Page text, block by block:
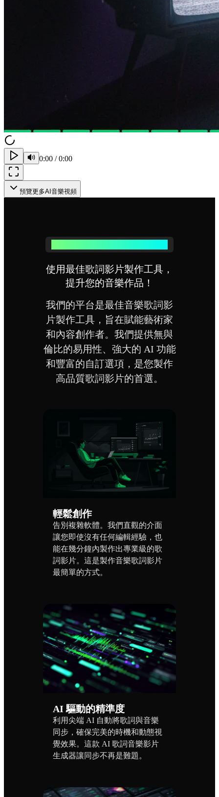
0:00 /0:00
預覽更多AI音樂視頻
使用最佳歌詞影片製作工具，
提升您的音樂作品！
我們的平台是最佳音樂歌詞影
片製作工具，旨在賦能藝術家
和內容創作者。我們提供無與
倫比的易用性、強大的 AI 功能
和豐富的自訂選項，是您製作
高品質歌詞影片的首選。
輕鬆創作
告別複雜軟體。我們直觀的介面
讓您即使沒有任何編輯經驗，也
能在幾分鐘內製作出專業級的歌
詞影片。這是製作音樂歌詞影片
最簡單的方式。
AI 驅動的精準度
利用尖端 AI 自動將歌詞與音樂
同步，確保完美的時機和動態視
覺效果。這款 AI 歌詞音樂影片
生成器讓同步不再是難題。